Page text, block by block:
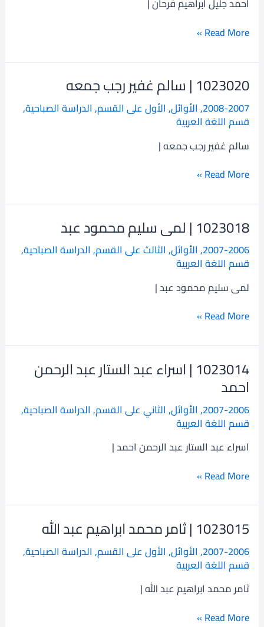
احمد جليل ابراهيم فرحان |
فرحان
Read More »
1023020 | سالم غفير رجب جمعه
2008-2007
, الأوائل, الأول على القسم, الدراسة الصباحية,
قسم اللغة العربية
سالم غفير رجب جمعه |
1023020
سالم
غفير
رجب
جمعه
Read More »
1023018 | لمى سليم محمود عبد
2007-2006
, الأوائل, الثالث على القسم, الدراسة الصباحية,
قسم اللغة العربية
لمى سليم محمود عبد |
1023018
لمى
سليم
محمود
عبد
Read More »
1023014 | اسراء عبد الستار عبد الرحمن
احمد
2007-2006
, الأوائل, الثاني على القسم, الدراسة الصباحية,
قسم اللغة العربية
اسراء عبد الستار عبد الرحمن احمد |
1023014
|
اسراء
عبد
الستار
الرحمن
Read More »
1023015 | ثامر محمد ابراهيم عبد الله
2007-2006
, الأوائل, الأول على القسم, الدراسة الصباحية,
قسم اللغة العربية
ثامر محمد ابراهيم عبد الله |
1023015
ثامر
محمد
ابراهيم
عبد
الله
Read More »